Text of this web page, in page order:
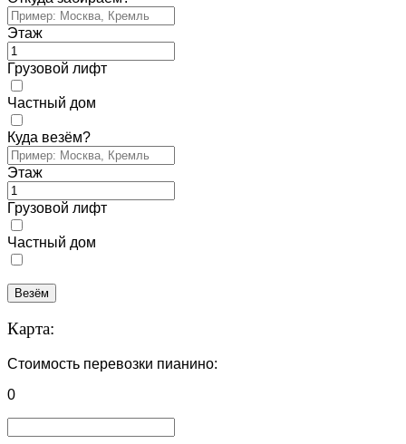
Этаж
Грузовой лифт
Частный дом
Куда везём?
Этаж
Грузовой лифт
Частный дом
Везём
Карта:
Стоимость перевозки пианино:
0